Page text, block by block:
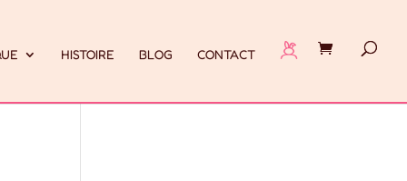
HISTOIRE BLOG CONTACT